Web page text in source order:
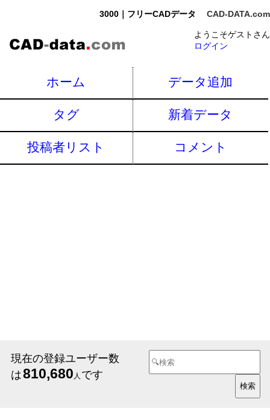
3000｜フリーCADデータ CAD-DATA.com
ようこそゲストさん
ログイン
ホーム データ追加
タグ 新着データ
投稿者リスト コメント
現在の登録ユーザー数
は810,680 人 です